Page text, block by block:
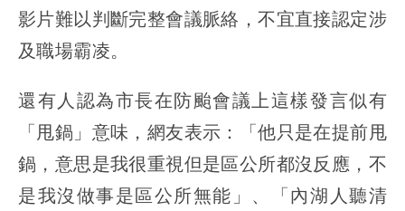
影片難以判斷完整會議脈絡，不宜直接認定涉
及職場霸凌。
還有人認為市長在防颱會議上這樣發言似有
「甩鍋」意味，網友表示：「他只是在提前甩
鍋，意思是我很重視但是區公所都沒反應，不
是我沒做事是區公所無能」、「內湖人聽清